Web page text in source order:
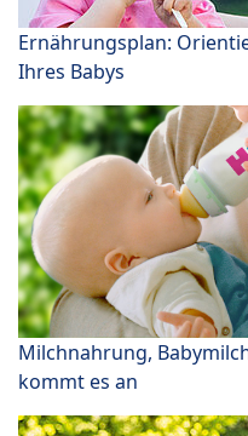
Ernährungsplan:
Ihres Babys
Milchnahrung,
kommt es an